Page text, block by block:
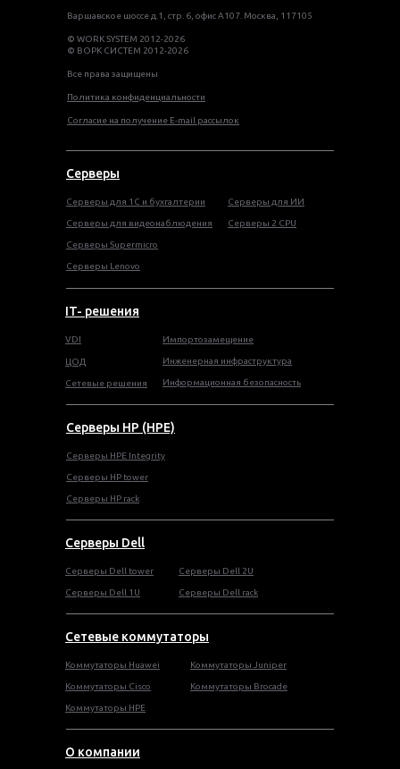
Варшавское шоссе д.1, стр. 6, офис А107. Москва, 117105
© WORK SYSTEM 2012-2026
© ВОРК СИСТЕМ 2012-2026
Все права защищены
Политика конфиденциальности
Согласие на получение E-mail рассылок
Серверы
О компании
Серверы HP (HPE)
Серверы Dell
Сетевые коммутаторы
Серверы для 1С и бухгалтерии
Серверы для видеонаблюдения
Серверы Supermicro
Серверы HPE Integrity
Cерверы HP tower
Cерверы HP rack
Серверы Lenovo
Серверы для ИИ
Серверы 2 CPU
Cерверы Dell tower
Серверы Dell 1U
Серверы Dell 2U
Серверы Dell rack
VDI
ЦОД
Сетевые решения
Импортозамещение
Инженерная инфраструктура
Информационная безопасность
IT- решения
Коммутаторы Huawei
Коммутаторы Cisco
Коммутаторы HPE
Коммутаторы Juniper
Коммутаторы Brocade